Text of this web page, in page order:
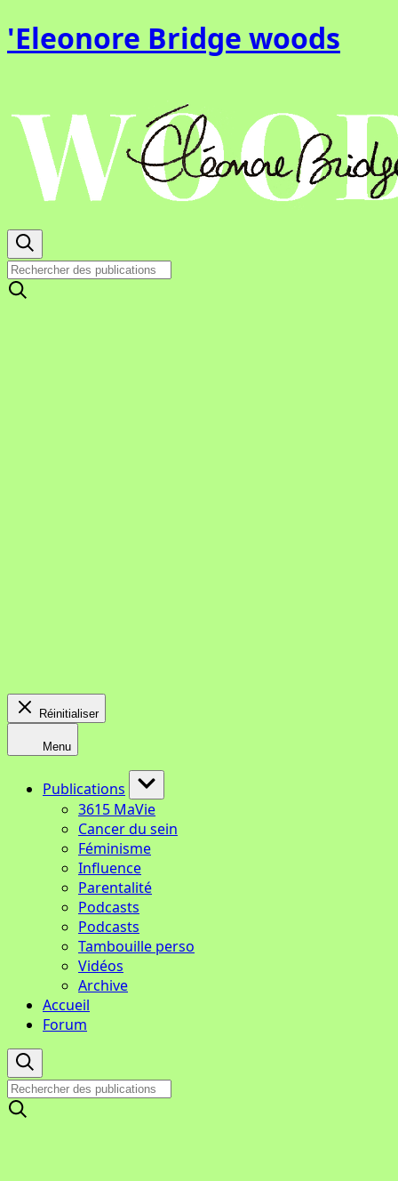
'Eleonore Bridge woods
Réinitialiser
Menu
Publications
3615 MaVie
Cancer du sein
Féminisme
Influence
Parentalité
Podcasts
Podcasts
Tambouille perso
Vidéos
Archive
Accueil
Forum